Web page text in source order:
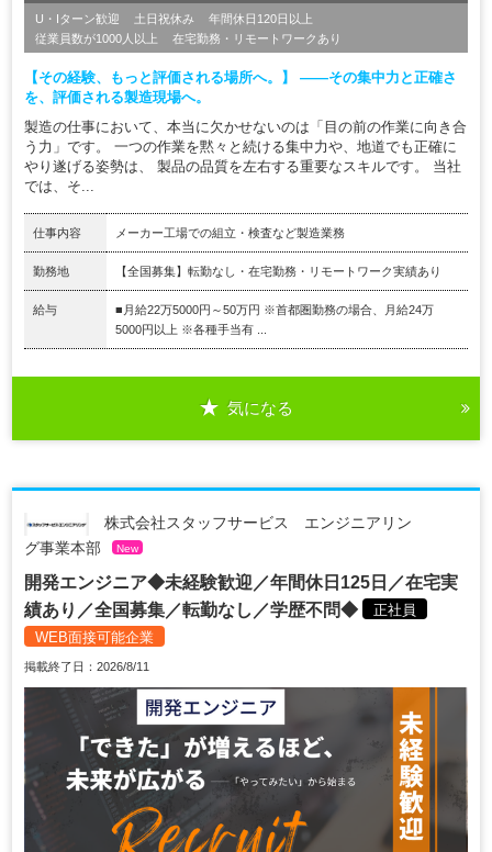
U・Iターン歓迎 土日祝休み
年間休日120日以上
従業員数が1000人以上
在宅勤務・リモートワークあり
【その経験、もっと評価される場所へ。】 ――その集中力と正確さ
を、評価される製造現場へ。
製造の仕事において、本当に欠かせないのは「目の前の作業に向き合
う力」です。 一つの作業を黙々と続ける集中力や、地道でも正確に
やり遂げる姿勢は、 製品の品質を左右する重要なスキルです。 当社
では、そ...
仕事内容 メーカー工場での組立・検査など製造業務
勤務地 【全国募集】転勤なし・在宅勤務・リモートワーク実績あり
給与
■月給22万5000円～50万円 ※首都圏勤務の場合、月給24万
5000円以上 ※各種手当有 ...
気になる
株式会社スタッフサービス エンジニアリン
グ事業本部
New
開発エンジニア◆未経験歓迎／年間休日125日／在宅実
績あり／全国募集／転勤なし／学歴不問◆
正社員
WEB面接可能企業
掲載終了日：2026/8/11